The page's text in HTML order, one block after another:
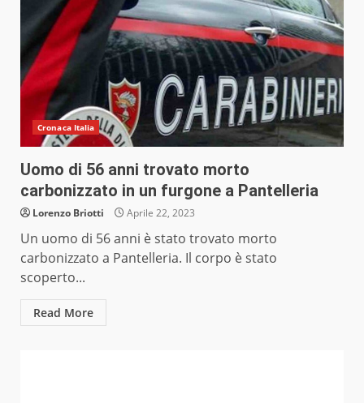
Cronaca Italia
Uomo di 56 anni trovato morto
carbonizzato in un furgone a Pantelleria
Lorenzo Briotti Aprile 22, 2023
Un uomo di 56 anni è stato trovato morto
carbonizzato a Pantelleria. Il corpo è stato
scoperto...
Read More